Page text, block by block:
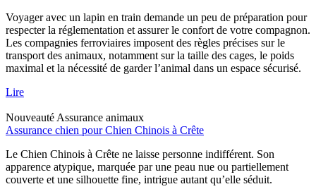
Voyager avec un lapin en train demande un peu de préparation pour
respecter la réglementation et assurer le confort de votre compagnon.
Les compagnies ferroviaires imposent des règles précises sur le
transport des animaux, notamment sur la taille des cages, le poids
maximal et la nécessité de garder l’animal dans un espace sécurisé.
Lire
Nouveauté Assurance animaux
Assurance chien pour Chien Chinois à Crête
Le Chien Chinois à Crête ne laisse personne indifférent. Son
apparence atypique, marquée par une peau nue ou partiellement
couverte et une silhouette fine, intrigue autant qu’elle séduit.